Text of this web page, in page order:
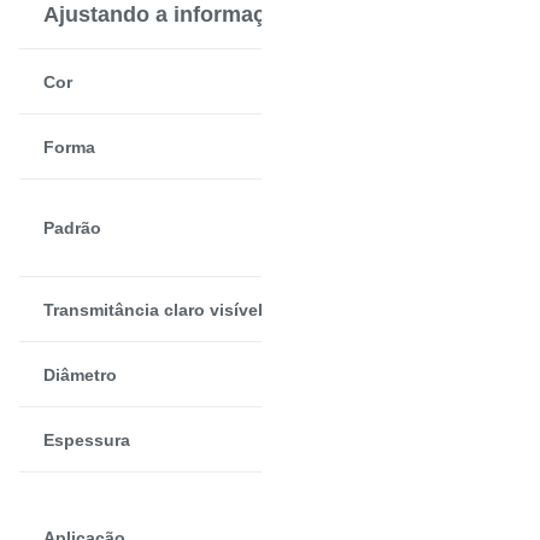
Ajustando a informação
Cor
Forma
Padrão
Transmitância claro visível
Diâmetro
Espessura